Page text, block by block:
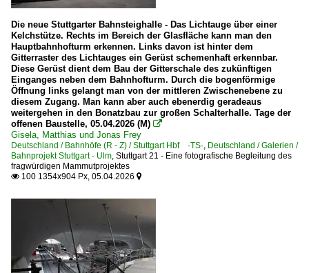
Die neue Stuttgarter Bahnsteighalle - Das Lichtauge über einer
Kelchstütze. Rechts im Bereich der Glasfläche kann man den
Hauptbahnhofturm erkennen. Links davon ist hinter dem
Gitterraster des Lichtauges ein Gerüst schemenhaft erkennbar.
Diese Gerüst dient dem Bau der Gitterschale des zukünftigen
Einganges neben dem Bahnhofturm. Durch die bogenförmige
Öffnung links gelangt man von der mittleren Zwischenebene zu
diesem Zugang. Man kann aber auch ebenerdig geradeaus
weitergehen in den Bonatzbau zur großen Schalterhalle. Tage der
offenen Baustelle, 05.04.2026 (M) 
Gisela, Matthias und Jonas Frey
Deutschland / Bahnhöfe (R - Z) / Stuttgart Hbf ·TS·, Deutschland / Galerien /
Bahnprojekt Stuttgart - Ulm, Stuttgart 21 - Eine fotografische Begleitung des
fragwürdigen Mammutprojektes
 100 1354x904 Px, 05.04.2026 